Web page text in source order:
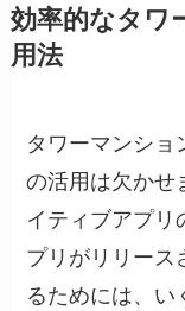
効率的なタワ
用法
タワーマンショ
の活用は欠かせ
イティブアプリ
プリがリリース
るためには、い